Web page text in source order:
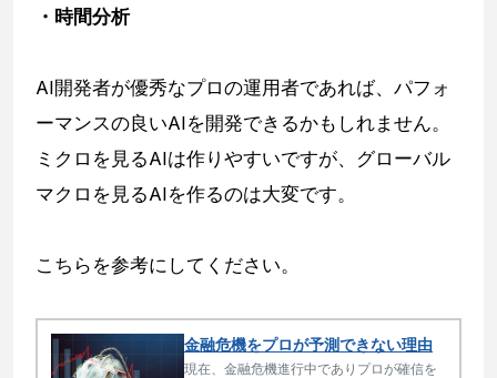
・時間分析
AI開発者が優秀なプロの運用者であれば、パフォ
ーマンスの良いAIを開発できるかもしれません。
ミクロを見るAIは作りやすいですが、グローバル
マクロを見るAIを作るのは大変です。
こちらを参考にしてください。
金融危機をプロが予測できない理由
現在、金融危機進行中でありプロが確信を